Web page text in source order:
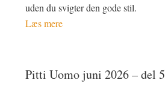
uden du svigter den gode stil.
Læs mere
Pitti Uomo juni 2026 – del 5